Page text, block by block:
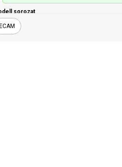
Érzékelők és biztosítékok
sorozat
ECAM